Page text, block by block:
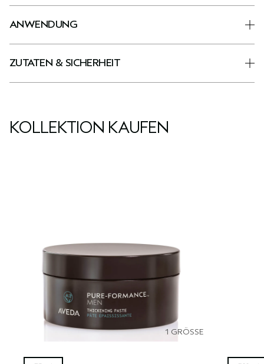
ANWENDUNG
ZUTATEN & SICHERHEIT
KOLLEKTION KAUFEN
1 GRÖSSE